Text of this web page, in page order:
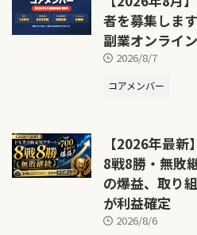
者を募集しま
副業オンライ
2026/8/7
コアメンバー
【2026年最
8戦8勝・無敗
の爆益、取り
が利益確定
2026/8/6